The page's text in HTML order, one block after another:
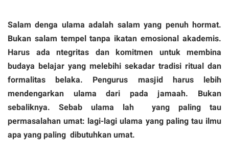
Salam denga ulama adalah salam yang penuh hormat.
Bukan salam tempel tanpa ikatan emosional akademis.
Harus ada ntegritas dan komitmen untuk membina
budaya belajar yang melebihi sekadar tradisi ritual dan
formalitas belaka. Pengurus masjid harus lebih
mendengarkan ulama dari pada jamaah. Bukan
sebaliknya. Sebab ulama lah yang paling tau
permasalahan umat: lagi-lagi ulama yang paling tau ilmu
apa yang paling dibutuhkan umat.